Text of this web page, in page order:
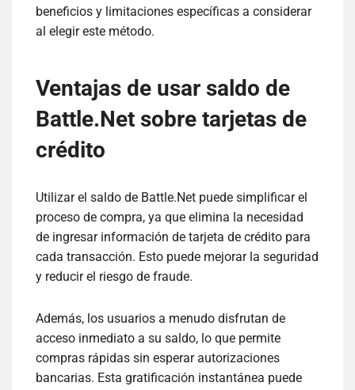
beneficios y limitaciones específicas a considerar
al elegir este método.
Ventajas de usar saldo de
Battle.Net sobre tarjetas de
crédito
Utilizar el saldo de Battle.Net puede simplificar el
proceso de compra, ya que elimina la necesidad
de ingresar información de tarjeta de crédito para
cada transacción. Esto puede mejorar la seguridad
y reducir el riesgo de fraude.
Además, los usuarios a menudo disfrutan de
acceso inmediato a su saldo, lo que permite
compras rápidas sin esperar autorizaciones
bancarias. Esta gratificación instantánea puede